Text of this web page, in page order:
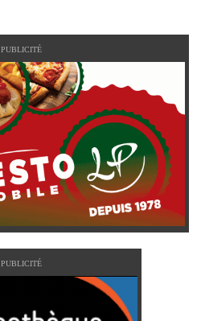
PUBLICITÉ
PUBLICITÉ